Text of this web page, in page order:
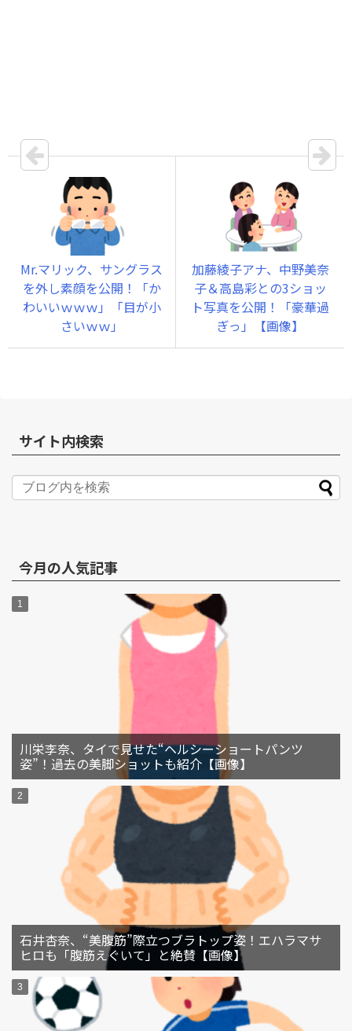
Mr.マリック、サングラス
を外し素顔を公開！「か
わいいｗｗｗ」「目が小
さいｗｗ」
加藤綾子アナ、中野美奈
子＆高島彩との3ショッ
ト写真を公開！「豪華過
ぎっ」【画像】
サイト内検索
今月の人気記事
川栄李奈、タイで見せた“ヘルシーショートパンツ
姿”！過去の美脚ショットも紹介【画像】
石井杏奈、“美腹筋”際立つブラトップ姿！エハラマサ
ヒロも「腹筋えぐいて」と絶賛【画像】